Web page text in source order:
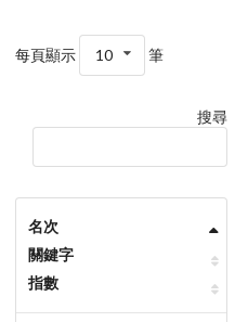
每頁顯示 10 筆
搜尋
名次
關鍵字
指數